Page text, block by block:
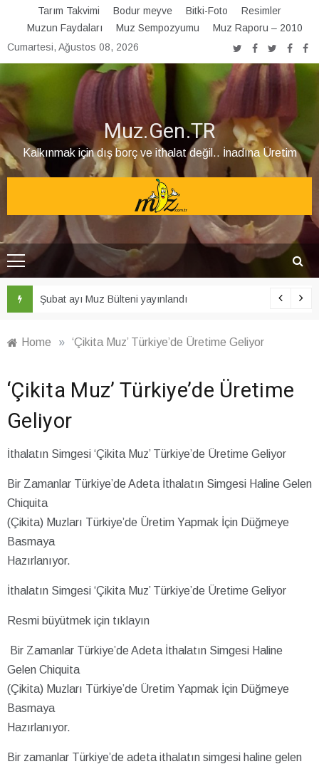
content
Tarım Takvimi Bodur meyve Bitki-Foto
Resimler
Muzun Faydaları
Muz Sempozyumu
Muz Raporu – 2010
Cumartesi, Ağustos 08, 2026
Muz.Gen.TR
Kalkınmak için dış borç ve ithalat değil.. İnadına Üretim
Şubat ayı Muz Bülteni yayınlandı
Home » ‘Çikita Muz’ Türkiye’de Üretime Geliyor
‘Çikita Muz’ Türkiye’de Üretime
Geliyor
İthalatın Simgesi ‘Çikita Muz’ Türkiye’de Üretime Geliyor
Bir Zamanlar Türkiye’de Adeta İthalatın Simgesi Haline Gelen
Chiquita
(Çikita) Muzları Türkiye’de Üretim Yapmak İçin Düğmeye
Basmaya
Hazırlanıyor.
İthalatın Simgesi ‘Çikita Muz’ Türkiye’de Üretime Geliyor
Resmi büyütmek için tıklayın
Bir Zamanlar Türkiye’de Adeta İthalatın Simgesi Haline
Gelen Chiquita
(Çikita) Muzları Türkiye’de Üretim Yapmak İçin Düğmeye
Basmaya
Hazırlanıyor.
Bir zamanlar Türkiye’de adeta ithalatın simgesi haline gelen